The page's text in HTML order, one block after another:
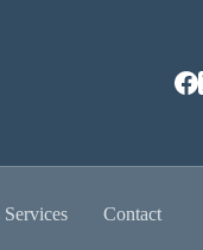
Services Contact